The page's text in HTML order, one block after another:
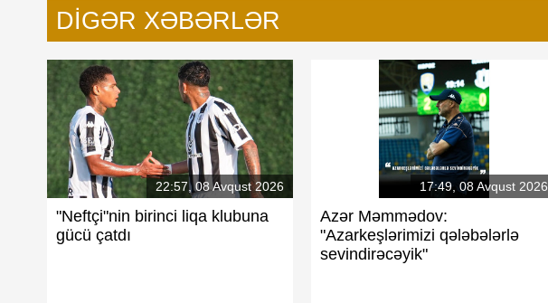
DIGƏR XƏBƏRLƏR
22:57, 08 Avqust 2026
"Neftçi"nin birinci liqa klubuna
gücü çatdı
17:49, 08 Avqust 2026
Azər Məmmədov:
"Azarkeşlərimizi qələbələrlə
sevindirəcəyik"